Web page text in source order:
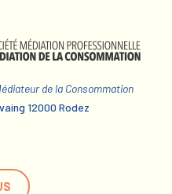
de la Consommation
12000 Rodez